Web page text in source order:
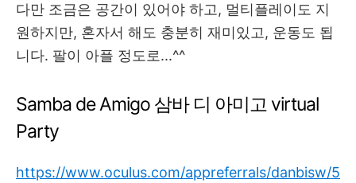
다만 조금은 공간이 있어야 하고, 멀티플레이도 지
원하지만, 혼자서 해도 충분히 재미있고, 운동도 됩
니다. 팔이 아플 정도로...^^
Samba de Amigo 삼바 디 아미고 virtual
Party
https://www.oculus.com/appreferrals/danbisw/5